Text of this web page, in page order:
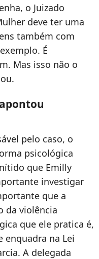
o Juizado
deve ter uma
também com
É
Mas isso não o
pelo caso, o
psicológica
que Emilly
investigar
que a
da violência
que ele pratica é,
enquadra na Lei
A delegada